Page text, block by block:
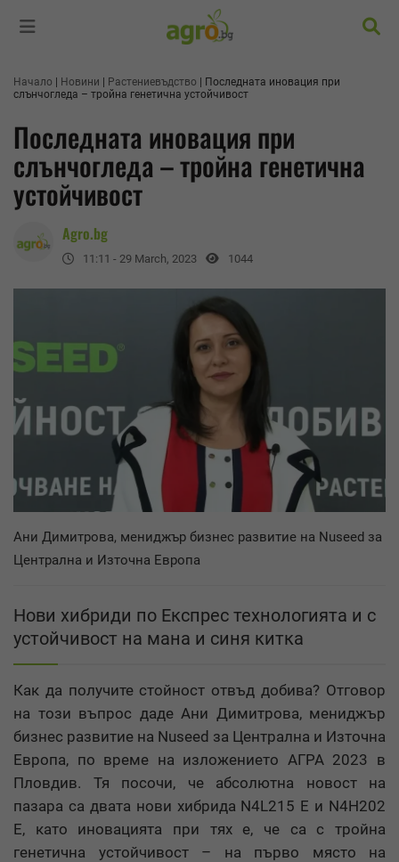
Начало Новини Растениевъдство
Последната иновация при
слънчогледа – тройна генетична устойчивост
Последната иновация при
слънчогледа – тройна генетична
устойчивост
Agro.bg
11:11 - 29 March, 2023 1044
Ани Димитрова, мениджър бизнес развитие на Nuseed за
Централна и Източна Европа
Нови хибриди по Експрес технологията и с
устойчивост на мана и синя китка
Как да получите стойност отвъд добива? Отговор
на този въпрос даде Ани Димитрова, мениджър
бизнес развитие на Nuseed за Централна и Източна
Европа, по време на изложението АГРА 2023 в
Пловдив. Тя посочи, че абсолютна новост на
пазара са двата нови хибрида N4L215 E и N4H202
E, като иновацията при тях е, че са
с тройна
генетична устойчивост – на първо място на